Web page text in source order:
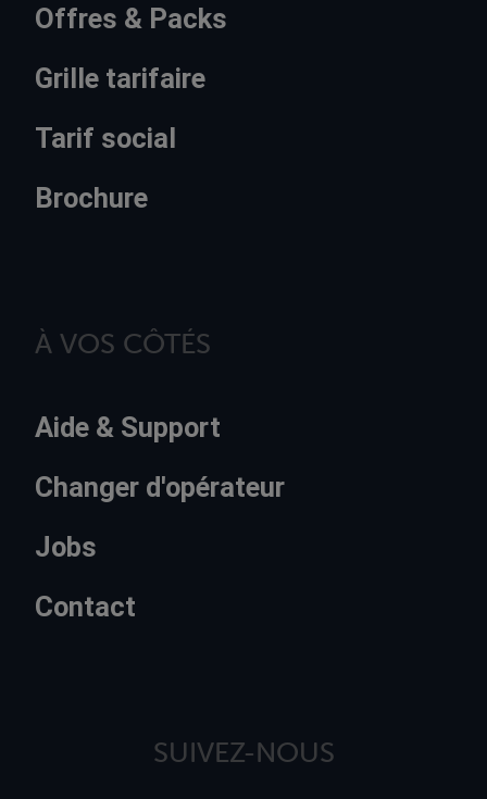
Offres & Packs
Grille tarifaire
Tarif social
Brochure
À VOS CÔTÉS
Aide & Support
Changer d'opérateur
Jobs
Contact
SUIVEZ-NOUS